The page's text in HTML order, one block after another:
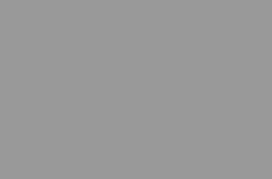
de la empresa,
a nuestras guías de revisión